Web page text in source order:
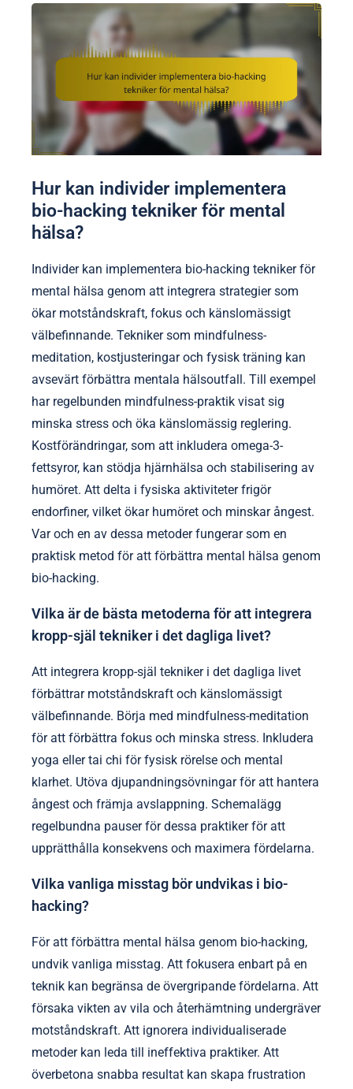
Hur kan individer implementera
bio-hacking tekniker för mental
hälsa?
Individer kan implementera bio-hacking tekniker för
mental hälsa genom att integrera strategier som
ökar motståndskraft, fokus och känslomässigt
välbefinnande. Tekniker som mindfulness-
meditation, kostjusteringar och fysisk träning kan
avsevärt förbättra mentala hälsoutfall. Till exempel
har regelbunden mindfulness-praktik visat sig
minska stress och öka känslomässig reglering.
Kostförändringar, som att inkludera omega-3-
fettsyror, kan stödja hjärnhälsa och stabilisering av
humöret. Att delta i fysiska aktiviteter frigör
endorfiner, vilket ökar humöret och minskar ångest.
Var och en av dessa metoder fungerar som en
praktisk metod för att förbättra mental hälsa genom
bio-hacking.
Vilka är de bästa metoderna för att integrera
kropp-själ tekniker i det dagliga livet?
Att integrera kropp-själ tekniker i det dagliga livet
förbättrar motståndskraft och känslomässigt
välbefinnande. Börja med mindfulness-meditation
för att förbättra fokus och minska stress. Inkludera
yoga eller tai chi för fysisk rörelse och mental
klarhet. Utöva djupandningsövningar för att hantera
ångest och främja avslappning. Schemalägg
regelbundna pauser för dessa praktiker för att
upprätthålla konsekvens och maximera fördelarna.
Vilka vanliga misstag bör undvikas i bio-
hacking?
För att förbättra mental hälsa genom bio-hacking,
undvik vanliga misstag. Att fokusera enbart på en
teknik kan begränsa de övergripande fördelarna. Att
försaka vikten av vila och återhämtning undergräver
motståndskraft. Att ignorera individualiserade
metoder kan leda till ineffektiva praktiker. Att
överbetona snabba resultat kan skapa frustration